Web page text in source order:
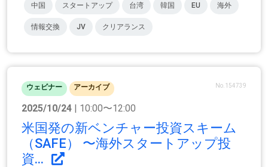
中国 スタートアップ 台湾 韓国 EU 海外
情報交換 JV クリアランス
ウェビナー アーカイブ No.154739
2025/10/24 | 10:00〜12:00
米国発の新ベンチャー投資スキーム
（SAFE） 〜海外スタートアップ投
資...